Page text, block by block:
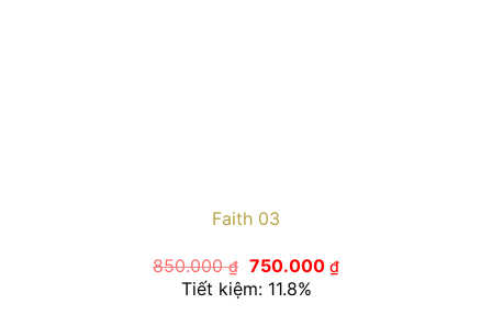
Faith 03
850.000₫ Giá
gốc
là:
750.000 ₫Giá
hiện
Tiết kiệm: 11.8%